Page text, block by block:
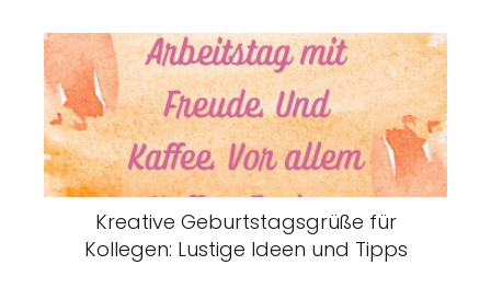
Kreative Geburtstagsgrüße für
Kollegen: Lustige Ideen und Tipps